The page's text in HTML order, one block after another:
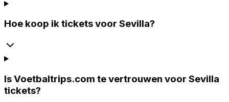
Hoe koop ik tickets voor Sevilla?
Is Voetbaltrips.com te vertrouwen voor Sevilla
tickets?